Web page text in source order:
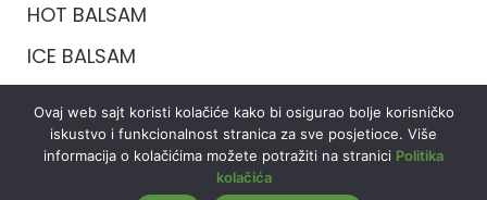
HOT BALSAM
ICE BALSAM
FAST BALSAM
Ovaj web sajt koristi kolačiće kako bi osigurao bolje korisničko
iskustvo i funkcionalnost stranica za sve posjetioce. Više
informacija o kolačićima možete potražiti na stranici Politika
kolačića